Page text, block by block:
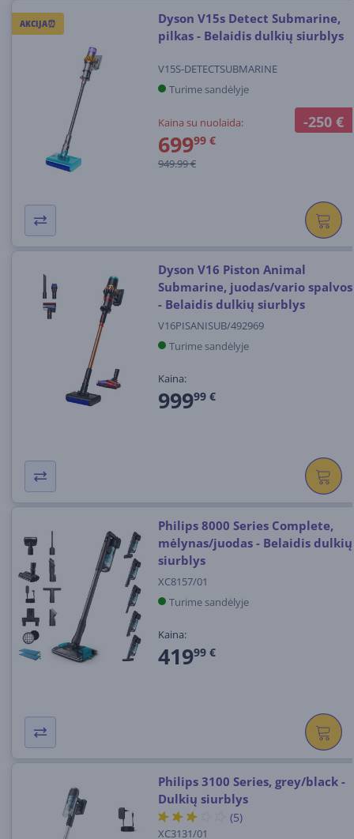
AKCIJA⏰
-250 €
Dyson V15s Detect Submarine,
pilkas - Belaidis dulkių siurblys
V15S-DETECTSUBMARINE
Turime sandėlyje
Kaina su nuolaida:
69999 €
949.99 €
Dyson V16 Piston Animal
Submarine, juodas/vario spalvos
- Belaidis dulkių siurblys
V16PISANISUB/492969
Turime sandėlyje
Kaina:
99999 €
Philips 8000 Series Complete,
mėlynas/juodas - Belaidis dulkių
siurblys
XC8157/01
Turime sandėlyje
Kaina:
41999 €
Philips 3100 Series, grey/black -
Dulkių siurblys
(5)
XC3131/01